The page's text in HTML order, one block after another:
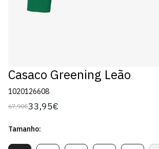
Casaco Greening Leão
1020126608
Preço
67,90€
Preço
venda
33,95€
Tamanho: